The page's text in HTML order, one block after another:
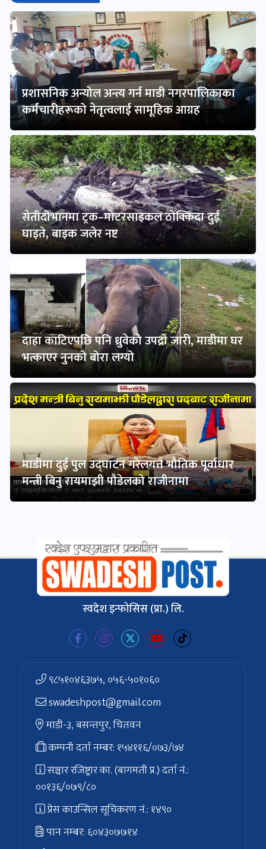
प्रशासनिक अन्योल अन्त्य गर्न माडी नगरपालिकाका
कर्मचारीहरूको नेतृत्वलाई सामूहिक आग्रह
सेतीदोभानमा ट्रक–मोटरसाइकल ठोक्किँदा दुई
घाइते, बाइक जलेर नष्ट
दाह्रा काटिएपछि पनि ध्रुवेको उपद्रो जारी, माडीमा घर
भत्काएर नुनको बोरा लग्यो
माडीमा दुई पुल उद्घाटन गरेलगत्तै भौतिक पूर्वाधार
मन्त्री बिनु रायमाझी पौडेलको राजीनामा
स्वदेश इन्फोसिस (प्रा.) लि.
९८५१०४६३७५, ०५६-५०१०६०
swadeshpost@gmail.com
माडी-३, बसन्तपुर, चितवन
कम्पनी दर्ता नम्बर: १५४११६/०७३/७४
सञ्चार रजिष्ट्रार का. (बागमती प्र.) दर्ता नं.:
००१३६/०७९/८०
प्रेस काउन्सिल सूचिकरण नं.: १४९०
पान नम्बर: ६०४३०७७१४